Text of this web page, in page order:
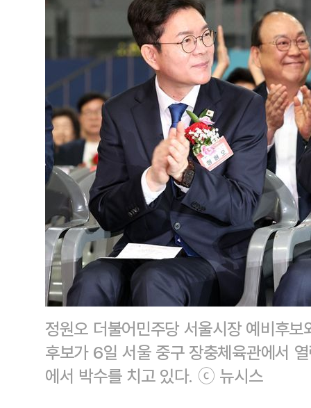
정원오 더불어민주당 서울시장 예비후
후보가 6일 서울 중구 장충체육관에서
에서 박수를 치고 있다. ⓒ 뉴시스